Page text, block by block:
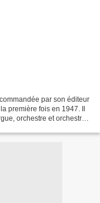
par son éditeur
première fois en 1947. Il
orchestre et orchestre